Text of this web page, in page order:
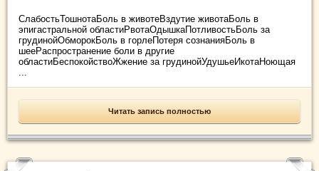
СлабостьТошнотаБоль в животеВздутие животаБоль в
эпигастральной областиРвотаОдышкаПотливостьБоль за
грудинойОбморокБоль в горлеПотеря сознанияБоль в
шееРаспространение боли в другие
областиБеспокойствоЖжение за грудинойУдушьеИкотаНоющая
Читать запись полностью